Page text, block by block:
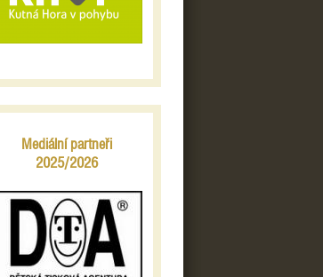
Mediální partneři
2025/2026